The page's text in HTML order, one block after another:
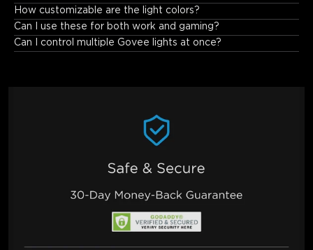
How customizable are the light colors?
Can I use these for both work and gaming?
Can I control multiple Govee lights at once?